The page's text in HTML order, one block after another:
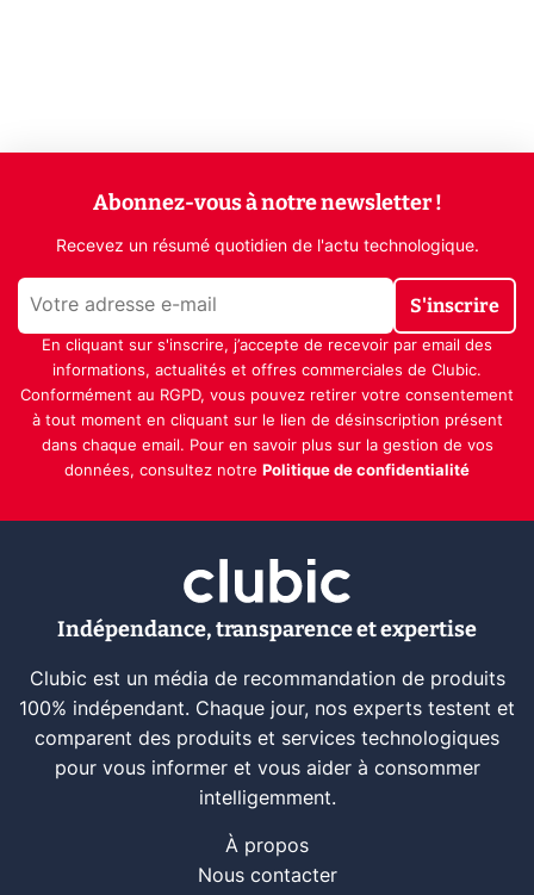
Abonnez-vous à notre newsletter !
Recevez un résumé quotidien de l'actu technologique.
S'inscrire
En cliquant sur s'inscrire, j’accepte de recevoir par email des
informations, actualités et offres commerciales de Clubic.
Conformément au RGPD, vous pouvez retirer votre consentement
à tout moment en cliquant sur le lien de désinscription présent
dans chaque email. Pour en savoir plus sur la gestion de vos
données, consultez notre Politique de confidentialité
Indépendance, transparence et expertise
Clubic est un média de recommandation de produits
100% indépendant. Chaque jour, nos experts testent et
comparent des produits et services technologiques
pour vous informer et vous aider à consommer
intelligemment.
À propos
Nous contacter